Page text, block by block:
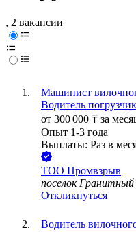
, 2 вакансии
Машинист
Водитель
от 300 000 ₸ за
Опыт 1-3 года
Выплаты: Раз в
ТОО Промвзрыв
поселок Гранитный
Откликнуться
Водитель